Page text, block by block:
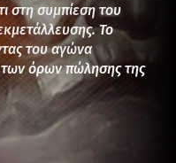
στη συμπίεση του
Το
του αγώνα
των όρων πώλησης της